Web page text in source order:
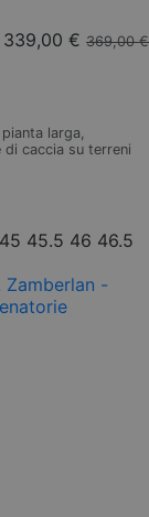
339,00 € 369,00 €
larga,
caccia su terreni
45 45.5 46 46.5